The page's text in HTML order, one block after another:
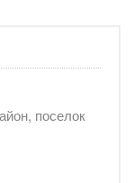
поселок